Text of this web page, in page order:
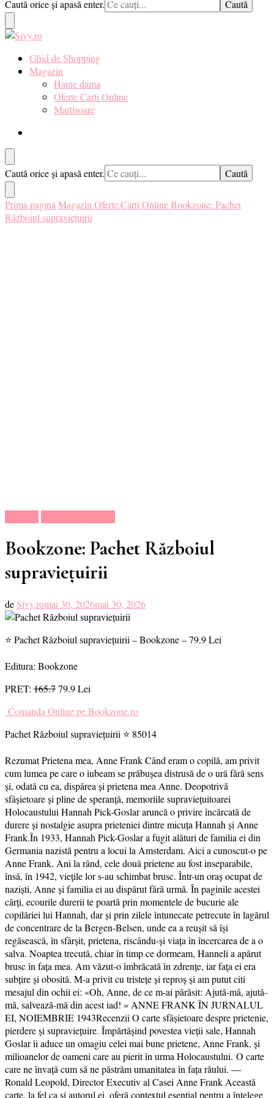
pentru tine. ❤️
ceva?
Caută orice și apasă enter.
Sivy.ro ❤️
Sivy.ro este un sursa de inspiratie si un ghid de cumparare online
pentru tine. ❤️
Ghid de Shopping
Magazin
Haine dama
Oferte Carti Online
Martisoare
Cauți
ceva?
Caută orice și apasă enter.
Prima pagină Magazin Oferte Carti OnlineBookzone: Pachet
Războiul supraviețuirii
Bookzone: Pachet Războiul
supraviețuirii
de Sivy.romai 30, 2026mai 30, 2026
⭐ Pachet Războiul supraviețuirii – Bookzone – 79.9 Lei
Editura: Bookzone
PRET: 165.779.9 Lei
Comanda Online pe Bookzone.ro
Pachet Războiul supraviețuirii ⭐ 85014
Rezumat Prietena mea, Anne Frank Când eram o copilă, am privit
cum lumea pe care o iubeam se prăbușea distrusă de o ură fără sens
și, odată cu ea, dispărea și prietena mea Anne. Deopotrivă
sfâșietoare și pline de speranță, memoriile supraviețuitoarei
Holocaustului Hannah Pick-Goslar aruncă o privire încărcată de
durere și nostalgie asupra prieteniei dintre micuța Hannah și Anne
Frank.În 1933, Hannah Pick-Goslar a fugit alături de familia ei din
Germania nazistă pentru a locui la Amsterdam. Aici a cunoscut-o pe
Anne Frank. Ani la rând, cele două prietene au fost inseparabile,
însă, în 1942, viețile lor s-au schimbat brusc. Într-un oraș ocupat de
naziști, Anne și familia ei au dispărut fără urmă. În paginile acestei
cărți, ecourile durerii te poartă prin momentele de bucurie ale
copilăriei lui Hannah, dar și prin zilele întunecate petrecute în lagărul
de concentrare de la Bergen-Belsen, unde ea a reușit să își
regăsească, în sfârșit, prietena, riscându-și viața în încercarea de a o
salva. Noaptea trecută, chiar în timp ce dormeam, Hanneli a apărut
brusc în fața mea. Am văzut-o îmbrăcată în zdrențe, iar fața ei era
subțire și obosită. M-a privit cu tristețe și reproș și am putut citi
mesajul din ochii ei: «Oh, Anne, de ce m-ai părăsit: Ajută-mă, ajută-
mă, salvează-mă din acest iad! » ANNE FRANK ÎN JURNALUL
EI, NOIEMBRIE 1943Recenzii O carte sfâșietoare despre prietenie,
pierdere și supraviețuire. Împărtășind povestea vieții sale, Hannah
Goslar îi aduce un omagiu celei mai bune prietene, Anne Frank, și
milioanelor de oameni care au pierit în urma Holocaustului. O carte
care ne învață cum să ne păstrăm umanitatea în fața răului. ―
Ronald Leopold, Director Executiv al Casei Anne Frank Această
carte, la fel ca și autorul ei, oferă contextul esențial pentru a înțelege